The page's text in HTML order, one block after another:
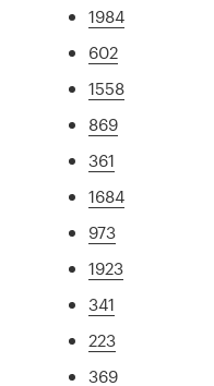
1984
602
1558
869
361
1684
973
1923
341
223
369